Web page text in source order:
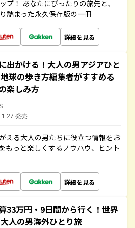
プ！ あなたにぴったりの旅先と、
詰まった永久保存版の一冊
詳細を見る
出かける！大人の男アジアひと
球の歩き方編集者がすすめる
楽しみ方
発売
える大人の男たちに役立つ情報をお
もっと楽しくするノウハウ、ヒント
詳細を見る
33万円・9日間から行く！世界
人の男海外ひとり旅